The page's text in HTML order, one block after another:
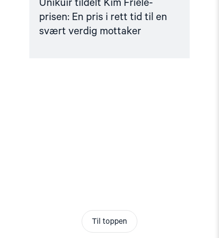
Ünikuir tildelt Kim Friele-
prisen: En pris i rett tid til en
svært verdig mottaker
Til toppen